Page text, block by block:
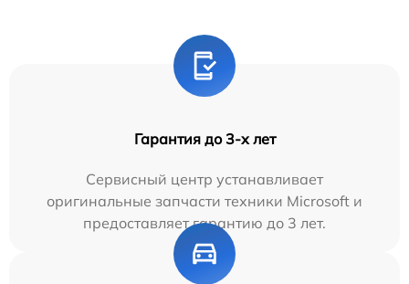
Гарантия до 3-х лет
Сервисный центр устанавливает
оригинальные запчасти техники Microsoft и
предоставляет гарантию до 3 лет.